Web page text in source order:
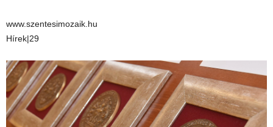
www.szentesimozaik.hu
Hírek|29